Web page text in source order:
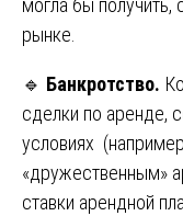
могла бы
рынке.
🔹 Банкротство.
сделки по аренде,
условиях
«дружественным»
ставки арендной